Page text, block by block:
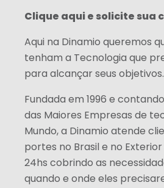
Clique aqui e solicite sua
Aqui na Dinamio queremos
tenham a Tecnologia que
para alcançar seus objetivos.
Fundada em 1996 e
das Maiores Empresas de
Mundo, a Dinamio atende
portes no Brasil e no
24hs cobrindo as
quando e onde eles